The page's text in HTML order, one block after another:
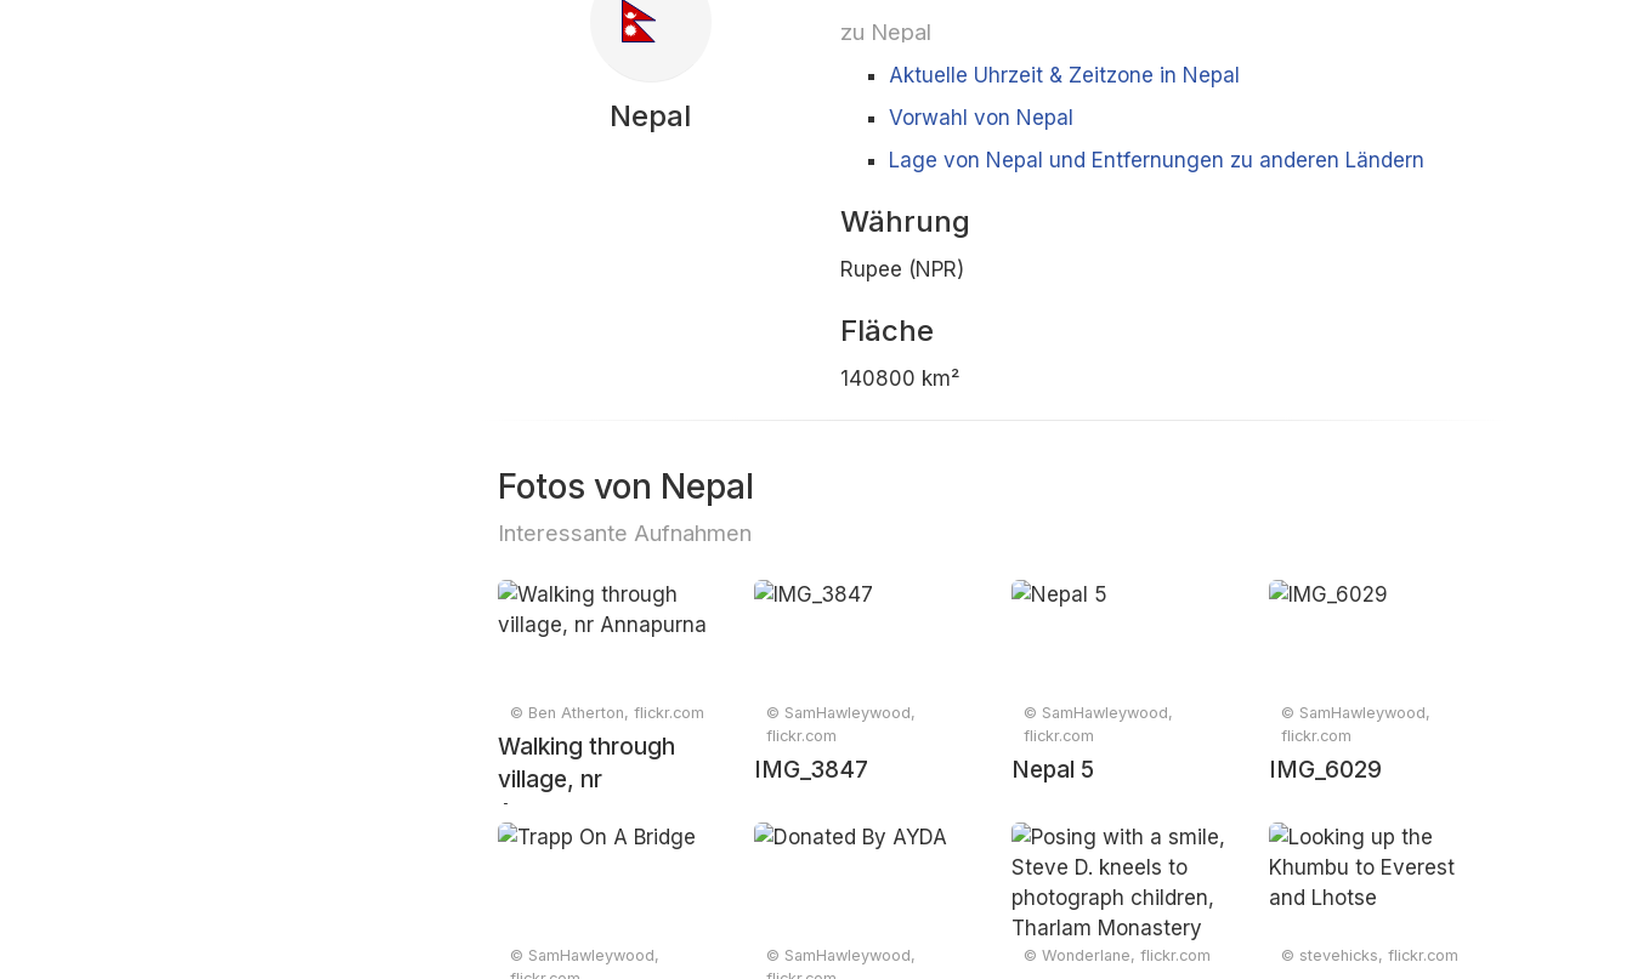
Nepal
zu Nepal
Aktuelle Uhrzeit & Zeitzone in Nepal
Vorwahl von Nepal
Lage von Nepal und Entfernungen zu anderen Ländern
Währung
Rupee (NPR)
Fläche
140800 km²
Fotos von Nepal
Interessante Aufnahmen
© Ben Atherton, flickr.com
Walking through
village, nr
Annapurna
© SamHawleywood,
flickr.com
IMG_3847
© SamHawleywood,
flickr.com
Nepal 5
© SamHawleywood,
flickr.com
IMG_6029
© SamHawleywood,
© SamHawleywood,
© Wonderlane, flickr.com © stevehicks, flickr.com